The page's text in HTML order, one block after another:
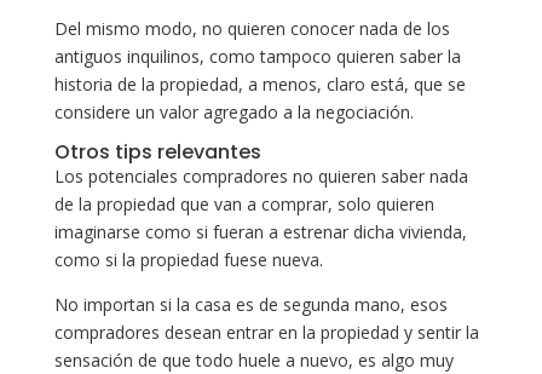
Del mismo modo, no quieren conocer nada de los
antiguos inquilinos, como tampoco quieren saber la
historia de la propiedad, a menos, claro está, que se
considere un valor agregado a la negociación.
Otros tips relevantes
Los potenciales compradores no quieren saber nada
de la propiedad que van a comprar, solo quieren
imaginarse como si fueran a estrenar dicha vivienda,
como si la propiedad fuese nueva.
No importan si la casa es de segunda mano, esos
compradores desean entrar en la propiedad y sentir la
sensación de que todo huele a nuevo, es algo muy